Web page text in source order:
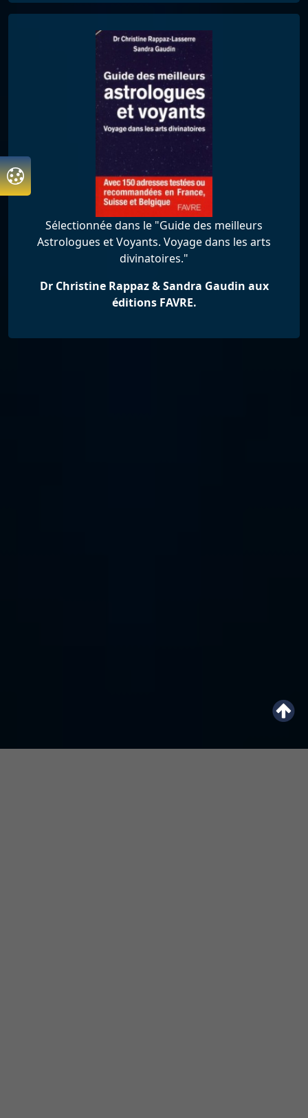
Sélectionnée dans le "Guide des meilleurs
Astrologues et Voyants. Voyage dans les arts
divinatoires."
Dr Christine Rappaz & Sandra Gaudin aux
éditions FAVRE.